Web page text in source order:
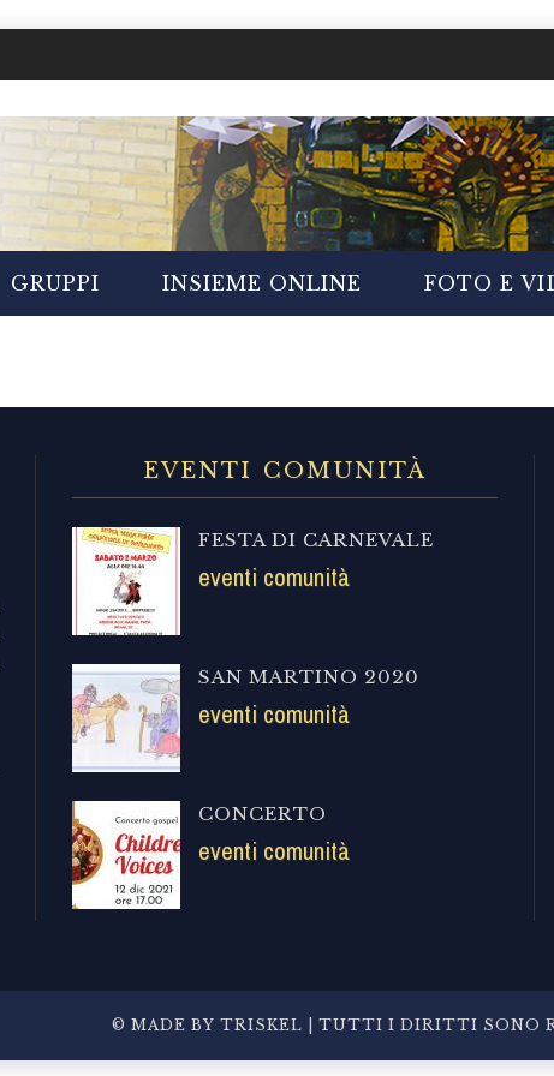
GRUPPI INSIEME ONLINE FOTO E
EVENTI COMUNITÀ
FESTA DI CARNEVALE
eventi comunità
SAN MARTINO 2020
eventi comunità
CONCERTO
eventi comunità
© MADE BY TRISKEL | TUTTI I DIRITTI SONO